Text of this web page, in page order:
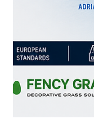
Европе, на
инвесторы
когда-либо
закаленное
элементами
игровое
Правильно
внешний вид